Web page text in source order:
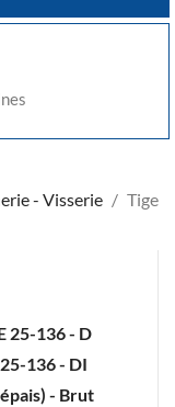
- Visserie
Tige
25-136 - D
136 - DI
- Brut